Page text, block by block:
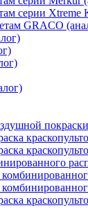
серии Xtreme
GRACO